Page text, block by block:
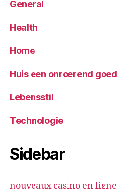
General
Health
Home
Huis een onroerend goed
Lebensstil
Technologie
Sidebar
nouveaux casino en ligne